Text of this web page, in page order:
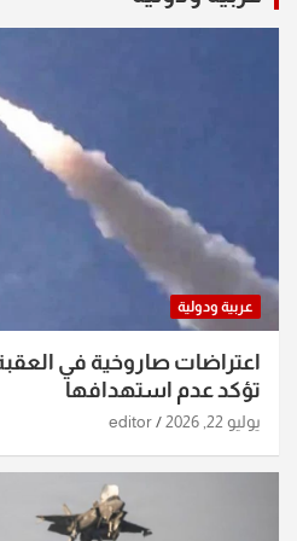
عربية ودولية
اعتراضات صاروخية في
تؤكد عدم استهدافها
يوليو 22, 2026 editor